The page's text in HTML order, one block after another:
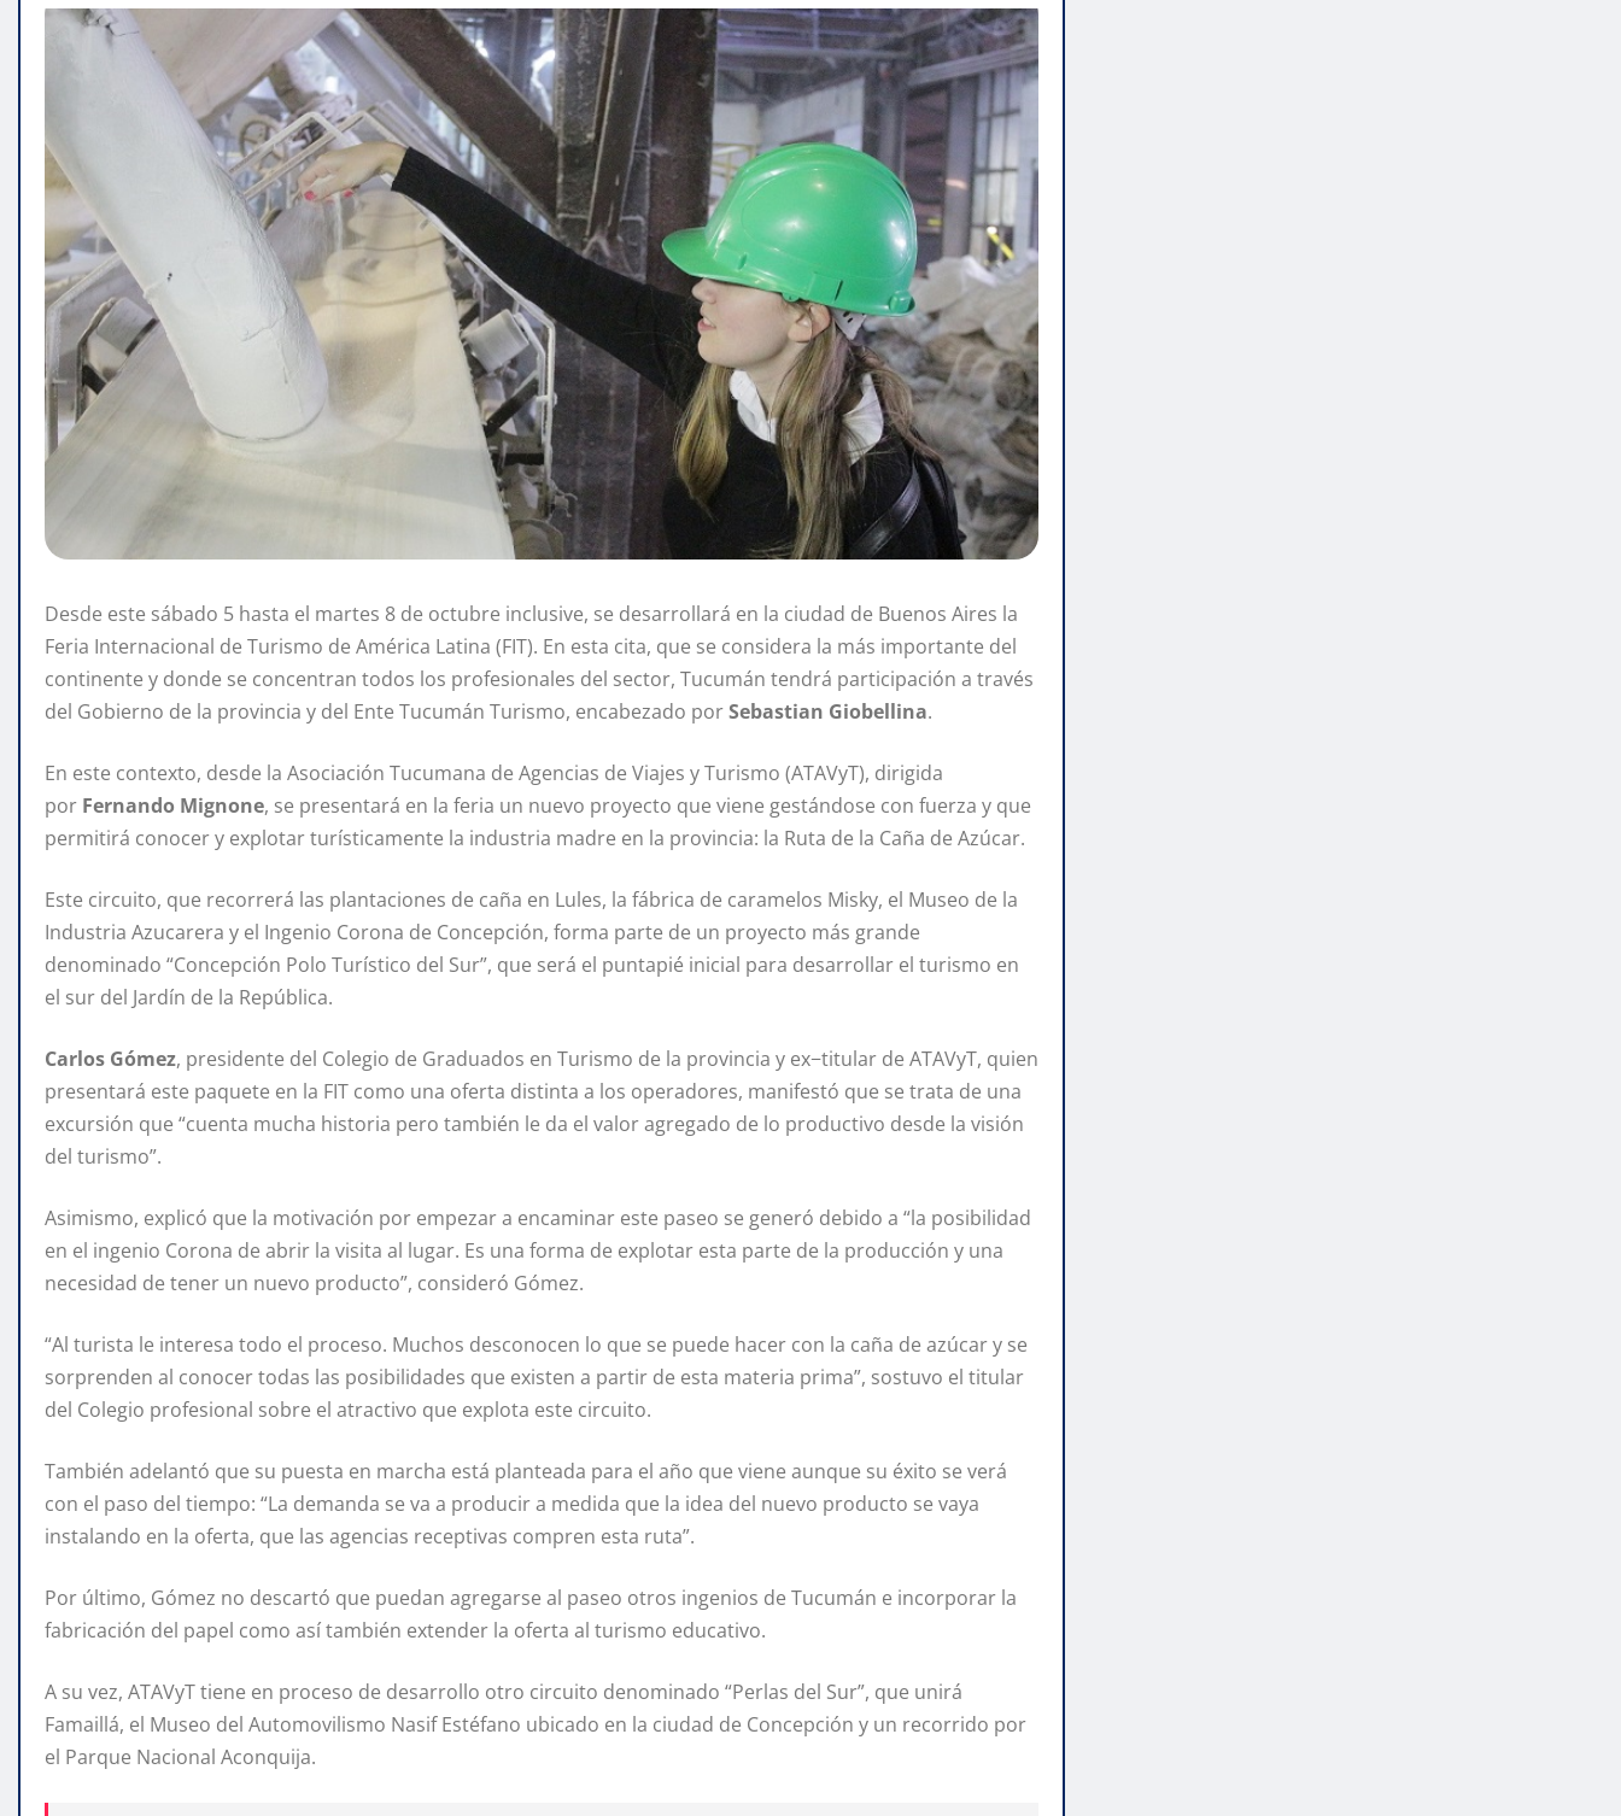
Desde este sábado 5 hasta el martes 8 de octubre inclusive, se desarrollará en la ciudad de Buenos Aires la
Feria Internacional de Turismo de América Latina (FIT). En esta cita, que se considera la más importante del
continente y donde se concentran todos los profesionales del sector, Tucumán tendrá participación a través
del Gobierno de la provincia y del Ente Tucumán Turismo, encabezado porSebastian Giobellina.
En este contexto, desde la Asociación Tucumana de Agencias de Viajes y Turismo (ATAVyT), dirigida
por Fernando Mignone, se presentará en la feria un nuevo proyecto que viene gestándose con fuerza y que
permitirá conocer y explotar turísticamente la industria madre en la provincia: la Ruta de la Caña de Azúcar.
Este circuito, que recorrerá las plantaciones de caña en Lules, la fábrica de caramelos Misky, el Museo de la
Industria Azucarera y el Ingenio Corona de Concepción, forma parte de un proyecto más grande
denominado “Concepción Polo Turístico del Sur”, que será el puntapié inicial para desarrollar el turismo en
el sur del Jardín de la República.
Carlos Gómez, presidente del Colegio de Graduados en Turismo de la provincia y ex−titular de ATAVyT, quien
presentará este paquete en la FIT como una oferta distinta a los operadores, manifestó que se trata de una
excursión que “cuenta mucha historia pero también le da el valor agregado de lo productivo desde la visión
del turismo”.
Asimismo, explicó que la motivación por empezar a encaminar este paseo se generó debido a “la posibilidad
en el ingenio Corona de abrir la visita al lugar. Es una forma de explotar esta parte de la producción y una
necesidad de tener un nuevo producto”, consideró Gómez.
“Al turista le interesa todo el proceso. Muchos desconocen lo que se puede hacer con la caña de azúcar y se
sorprenden al conocer todas las posibilidades que existen a partir de esta materia prima”, sostuvo el titular
del Colegio profesional sobre el atractivo que explota este circuito.
También adelantó que su puesta en marcha está planteada para el año que viene aunque su éxito se verá
con el paso del tiempo: “La demanda se va a producir a medida que la idea del nuevo producto se vaya
instalando en la oferta, que las agencias receptivas compren esta ruta”.
Por último, Gómez no descartó que puedan agregarse al paseo otros ingenios de Tucumán e incorporar la
fabricación del papel como así también extender la oferta al turismo educativo.
A su vez, ATAVyT tiene en proceso de desarrollo otro circuito denominado “Perlas del Sur”, que unirá
Famaillá, el Museo del Automovilismo Nasif Estéfano ubicado en la ciudad de Concepción y un recorrido por
el Parque Nacional Aconquija.